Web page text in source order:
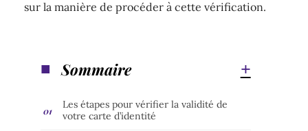
sur la manière de procéder à cette vérification.
Sommaire
Les étapes pour vérifier la validité de
votre carte d’identité